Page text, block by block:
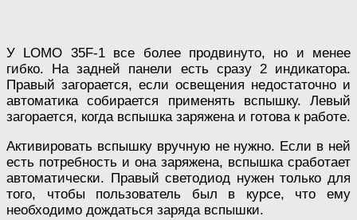
У LOMO 35F-1 все более продвинуто, но и менее
гибко. На задней панели есть сразу 2 индикатора.
Правый загорается, если освещения недостаточно и
автоматика собирается применять вспышку. Левый
загорается, когда вспышка заряжена и готова к работе.
Активировать вспышку вручную не нужно. Если в ней
есть потребность и она заряжена, вспышка сработает
автоматически. Правый светодиод нужен только для
того, чтобы пользователь был в курсе, что ему
необходимо дождаться заряда вспышки.